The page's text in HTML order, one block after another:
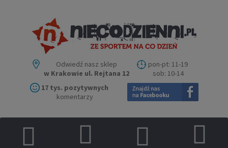
Odwiedź nasz sklep
w Krakowie ul. Rejtana 12
pon-pt: 11-19
sob: 10-14
17 tys. pozytywnych
komentarzy